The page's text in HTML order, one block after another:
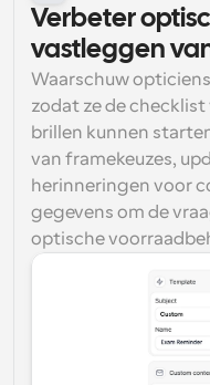
Verbeter
vastleggen
Waarschuw
zodat ze de
brillen kunnen
van framekeuzes,
herinneringen voor
gegevens om de
optische